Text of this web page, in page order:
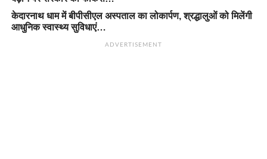
केदारनाथ धाम में बीपीसीएल अस्पताल का लोकार्पण, श्रद्धालुओं को मिलेंगी
आधुनिक स्वास्थ्य सुविधाएं…
ADVERTISEMENT